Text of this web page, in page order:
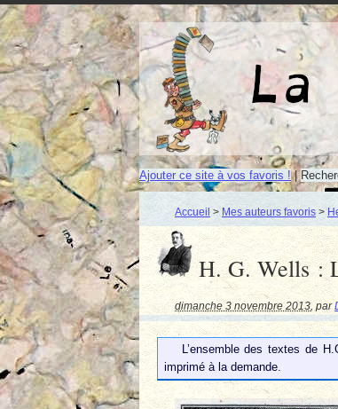
Ajouter ce site à vos favoris !|
Accueil > Mes auteurs favoris >
H. G. Wells :
dimanche 3 novembre 2013,par
L’ensemble des textes de
imprimé à la demande.